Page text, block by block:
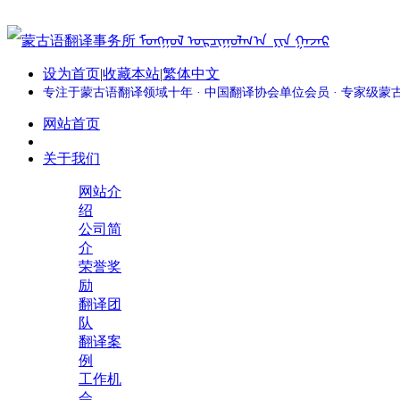
设为首页|收藏本站|繁体中文
专注于蒙古语翻译领域十年 · 中国翻译协会单位会员 · 专家级蒙
网站首页
关于我们
网站介
绍
公司简
介
荣誉奖
励
翻译团
队
翻译案
例
工作机